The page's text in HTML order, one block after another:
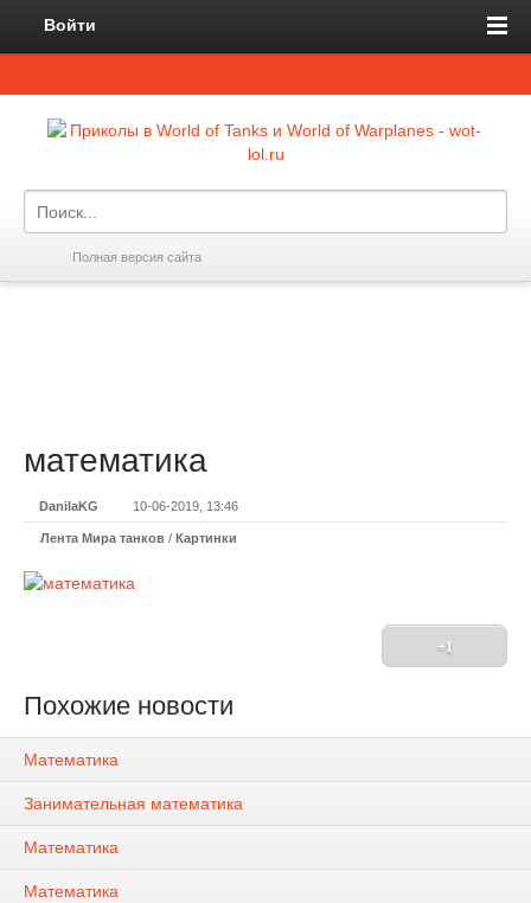
Войти
Полная версия сайта
математика
DanilaKG 10-06-2019, 13:46
Лента Мира танков / Картинки
+1
Похожие новости
Математика
Занимательная математика
Математика
Математика